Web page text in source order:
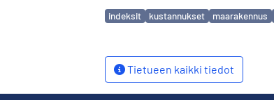
Avainsanat
indeksit kustannukset maarakennus
Tietueen kaikki tiedot